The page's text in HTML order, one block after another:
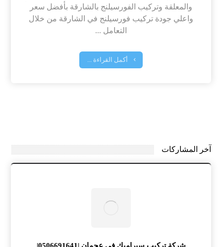
والمعلقة وتركيب الفورسيلنج بالشارقة بأفضل سعر
واعلي جودة تركيب فورسيلنج في الشارقة من خلال
التعامل ...
أكمل القراءة ...
آخر المشاركات